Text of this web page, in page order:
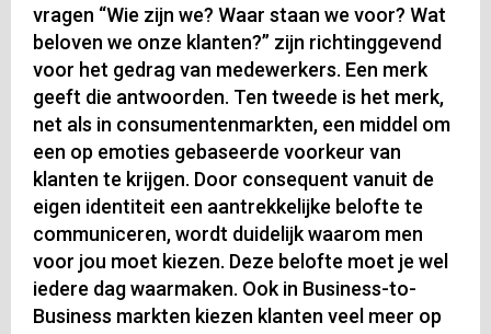
vragen “Wie zijn we? Waar staan we voor? Wat
beloven we onze klanten?” zijn richtinggevend
voor het gedrag van medewerkers. Een merk
geeft die antwoorden. Ten tweede is het merk,
net als in consumentenmarkten, een middel om
een op emoties gebaseerde voorkeur van
klanten te krijgen. Door consequent vanuit de
eigen identiteit een aantrekkelijke belofte te
communiceren, wordt duidelijk waarom men
voor jou moet kiezen. Deze belofte moet je wel
iedere dag waarmaken. Ook in Business-to-
Business markten kiezen klanten veel meer op